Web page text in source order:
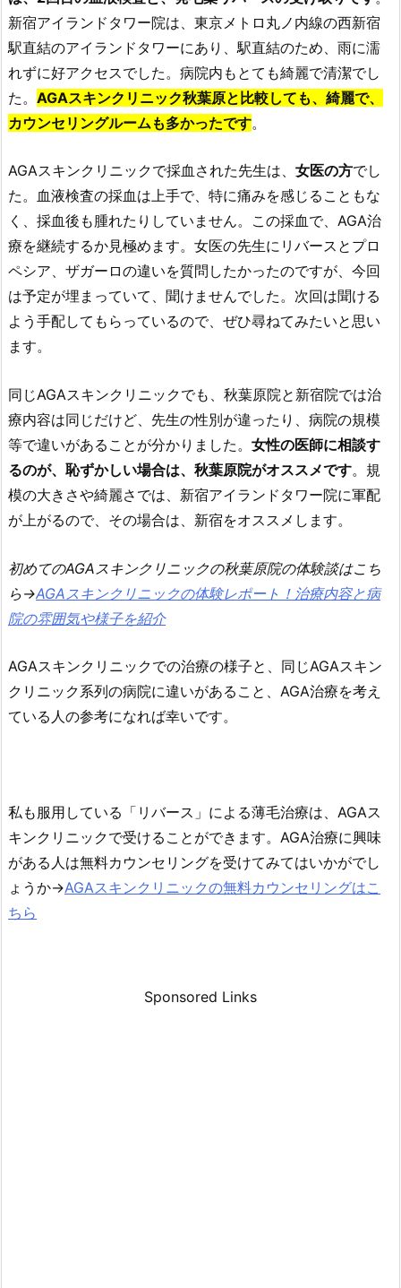
新宿アイランドタワー院は、東京メトロ丸ノ内線の西新宿
駅直結のアイランドタワーにあり、駅直結のため、雨に濡
れずに好アクセスでした。病院内もとても綺麗で清潔でし
た。 AGAスキンクリニック秋葉原と比較しても、綺麗で、
カウンセリングルームも多かったです。
AGAスキンクリニックで採血された先生は、 女医の方でし
た。血液検査の採血は上手で、特に痛みを感じることもな
く、採血後も腫れたりしていません。この採血で、AGA治
療を継続するか見極めます。女医の先生にリバースとプロ
ペシア、ザガーロの違いを質問したかったのですが、今回
は予定が埋まっていて、聞けませんでした。次回は聞ける
よう手配してもらっているので、ぜひ尋ねてみたいと思い
ます。
同じAGAスキンクリニックでも、秋葉原院と新宿院では治
療内容は同じだけど、先生の性別が違ったり、病院の規模
等で違いがあることが分かりました。 女性の医師に相談す
るのが、恥ずかしい場合は、秋葉原院がオススメです。規
模の大きさや綺麗さでは、新宿アイランドタワー院に軍配
が上がるので、その場合は、新宿をオススメします。
初めてのAGAスキンクリニックの秋葉原院の体験談はこち
ら→AGAスキンクリニックの体験レポート！治療内容と病
院の雰囲気や様子を紹介
AGAスキンクリニックでの治療の様子と、同じAGAスキン
クリニック系列の病院に違いがあること、AGA治療を考え
ている人の参考になれば幸いです。
私も服用している「リバース」による薄毛治療は、AGAス
キンクリニックで受けることができます。AGA治療に興味
がある人は無料カウンセリングを受けてみてはいかがでし
ょうか→AGAスキンクリニックの無料カウンセリングはこ
ちら
Sponsored Links